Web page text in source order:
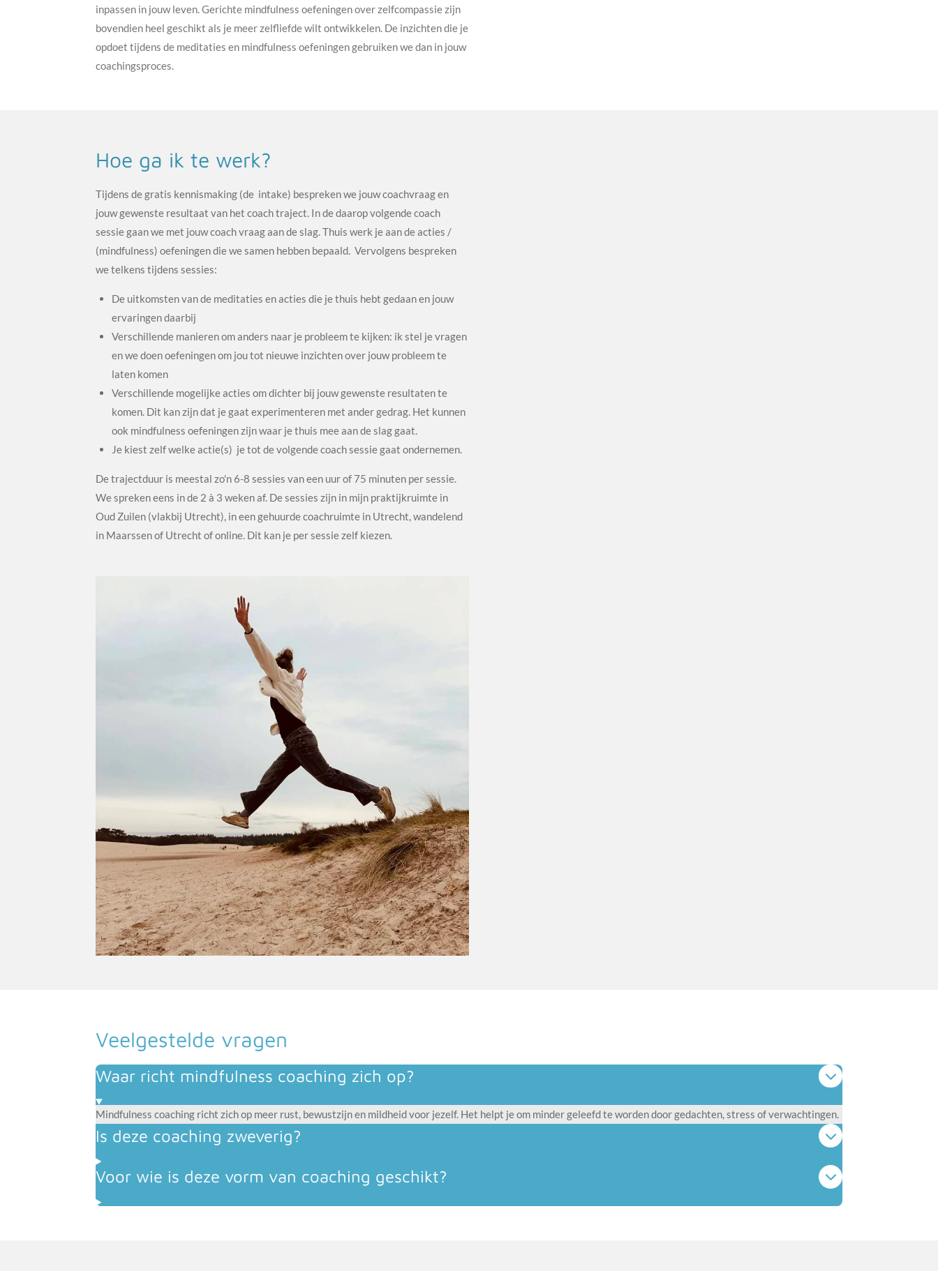
inpassen in jouw leven. Gerichte mindfulness oefeningen over zelfcompassie zijn
bovendien heel geschikt als je meer zelfliefde wilt ontwikkelen. De inzichten die je
opdoet tijdens de meditaties en mindfulness oefeningen gebruiken we dan in jouw
coachingsproces.
Hoe ga ik te werk?
Tijdens de gratis kennismaking (de intake) bespreken we jouw coachvraag en
jouw gewenste resultaat van het coach traject. In de daarop volgende coach
sessie gaan we met jouw coach vraag aan de slag. Thuis werk je aan de acties /
(mindfulness) oefeningen die we samen hebben bepaald. Vervolgens bespreken
we telkens tijdens sessies:
De uitkomsten van de meditaties en acties die je thuis hebt gedaan en jouw
ervaringen daarbij
Verschillende manieren om anders naar je probleem te kijken: ik stel je vragen
en we doen oefeningen om jou tot nieuwe inzichten over jouw probleem te
laten komen
Verschillende mogelijke acties om dichter bij jouw gewenste resultaten te
komen. Dit kan zijn dat je gaat experimenteren met ander gedrag. Het kunnen
ook mindfulness oefeningen zijn waar je thuis mee aan de slag gaat.
Je kiest zelf welke actie(s) je tot de volgende coach sessie gaat ondernemen.
De trajectduur is meestal zo'n 6-8 sessies van een uur of 75 minuten per sessie.
We spreken eens in de 2 à 3 weken af. De sessies zijn in mijn praktijkruimte in
Oud Zuilen (vlakbij Utrecht), in een gehuurde coachruimte in Utrecht, wandelend
in Maarssen of Utrecht of online. Dit kan je per sessie zelf kiezen.
Veelgestelde vragen
Waar richt mindfulness coaching zich op?
Mindfulness coaching richt zich op meer rust, bewustzijn en mildheid voor jezelf. Het helpt je om minder geleefd te worden door gedachten, stress of verwachtingen.
Is deze coaching zweverig?
Voor wie is deze vorm van coaching geschikt?